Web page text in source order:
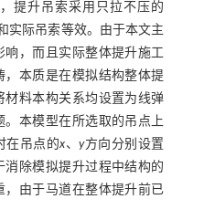
提升吊索采用只拉不压的
实际吊索等效。由于本文主
，而且实际整体提升施工
本质是在模拟结构整体提
料本构关系均设置为线弹
本模型在所选取的吊点上
在吊点的x、y方向分别设置
消除模拟提升过程中结构的
，由于马道在整体提升前已